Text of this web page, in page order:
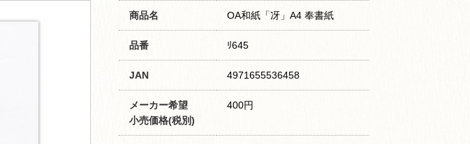
商品名 OA和紙「冴」A4 奉書紙
品番 ﾘ645
JAN 4971655536458
メーカー希望
小売価格(税別)
400円